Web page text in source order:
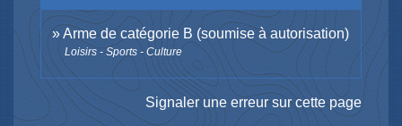
Arme de catégorie B (soumise à autorisation)
Loisirs - Sports - Culture
Signaler une erreur sur cette page